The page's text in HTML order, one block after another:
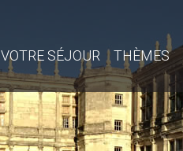
VOTRE SÉJOUR THÈMES